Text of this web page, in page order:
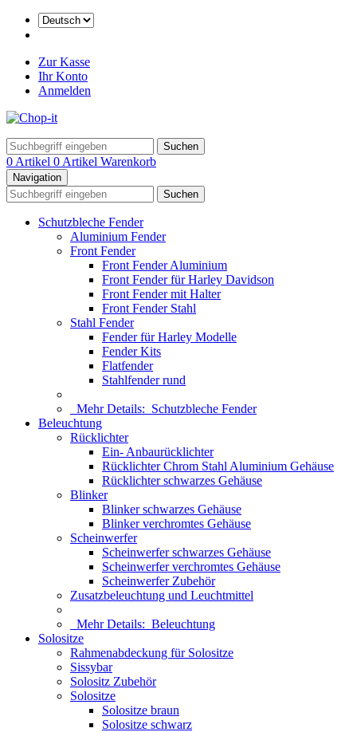
Zur Kasse
Ihr Konto
Anmelden
Suchen
0 Artikel 0 Artikel Warenkorb
Navigation
Suchen
Schutzbleche Fender
Aluminium Fender
Front Fender
Front Fender Aluminium
Front Fender für Harley Davidson
Front Fender mit Halter
Front Fender Stahl
Stahl Fender
Fender für Harley Modelle
Fender Kits
Flatfender
Stahlfender rund
Mehr Details: Schutzbleche Fender
Beleuchtung
Rücklichter
Ein- Anbaurücklichter
Rücklichter Chrom Stahl Aluminium Gehäuse
Rücklichter schwarzes Gehäuse
Blinker
Blinker schwarzes Gehäuse
Blinker verchromtes Gehäuse
Scheinwerfer
Scheinwerfer schwarzes Gehäuse
Scheinwerfer verchromtes Gehäuse
Scheinwerfer Zubehör
Zusatzbeleuchtung und Leuchtmittel
Mehr Details: Beleuchtung
Solositze
Rahmenabdeckung für Solositze
Sissybar
Solositz Zubehör
Solositze
Solositze braun
Solositze schwarz